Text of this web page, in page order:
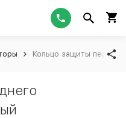
Кольцо защиты